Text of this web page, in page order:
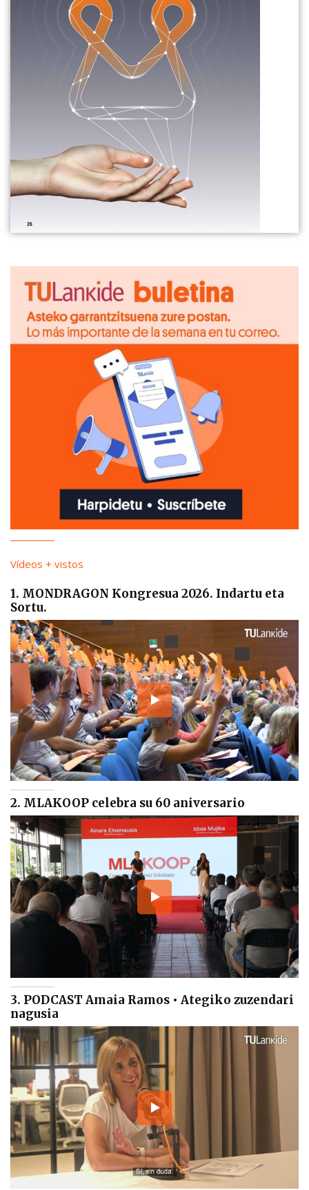
Vídeos + vistos
1. MONDRAGON Kongresua 2026. Indartu eta
Sortu.
2. MLAKOOP celebra su 60 aniversario
3. PODCAST Amaia Ramos • Ategiko zuzendari
nagusia